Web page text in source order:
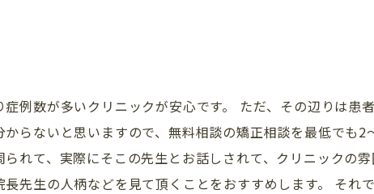
症例数が多いクリニックが安心です。 ただ、その辺りは患
からないと思いますので、無料相談の矯正相談を最低でも2
られて、実際にそこの先生とお話しされて、クリニックの雰
長先生の人柄などを見て頂くことをおすすめします。 それ